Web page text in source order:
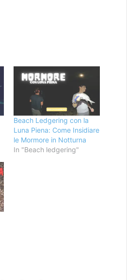
Beach Ledgering con la
Luna Piena: Come Insidiare
le Mormore in Notturna
In "Beach ledgering"